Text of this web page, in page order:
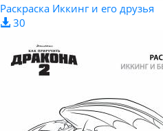
Раскраска Иккинг и его друзья
30